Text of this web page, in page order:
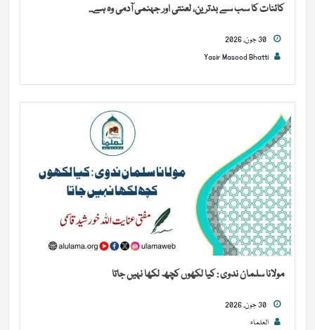
کائنات کا سب سے بدترین، لعنتی اور جہنمی آدمی وہ ہے...
Yasir Masood Bhatti
مولانا سلمان ندوی : کیا لکھوں کچھ لکھا نہیں جاتا
العلماء